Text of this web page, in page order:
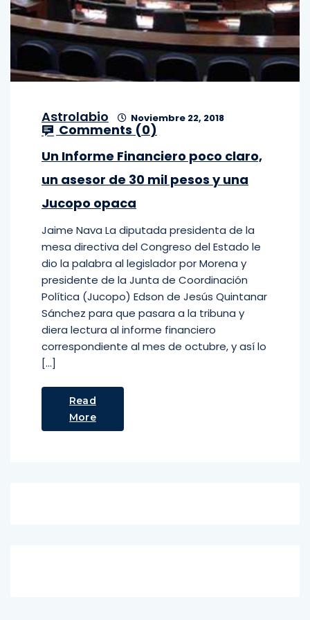
Astrolabio Noviembre 22, 2018
Comments (0)
Un Informe Financiero poco claro,
un asesor de 30 mil pesos y una
Jucopo opaca
Jaime Nava La diputada presidenta de la
mesa directiva del Congreso del Estado le
dio la palabra al legislador por Morena y
presidente de la Junta de Coordinación
Política (Jucopo) Edson de Jesús Quintanar
Sánchez para que pasara a la tribuna y
diera lectura al informe financiero
correspondiente al mes de octubre, y así lo
[…]
Read
More